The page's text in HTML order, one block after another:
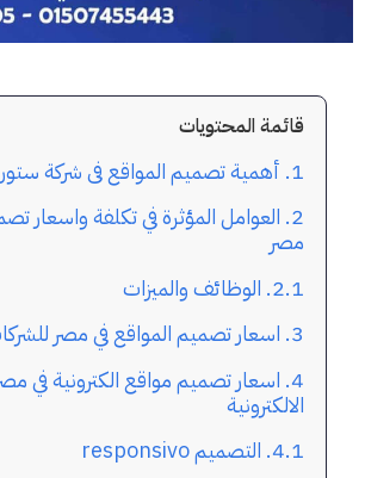
قائمة المحتويات
أهمية تصميم المواقع فى شركة
العوامل المؤثرة في تكلفة واسعار
مصر
الوظائف والميزات
اسعار تصميم المواقع في مصر
اسعار تصميم مواقع الكترونية في
الالكترونية
التصميم responsivo